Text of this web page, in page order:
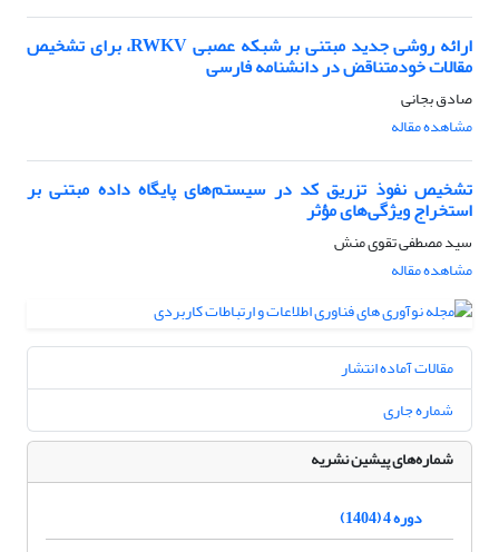
ارائه روشی جدید مبتنی بر شبکه عصبی RWKV، برای تشخیص
مقالات خودمتناقض در دانشنامه فارسی
صادق بجانی
مشاهده مقاله
تشخیص نفوذ تزریق کد در سیستم‌های پایگاه داده مبتنی بر
استخراج ویژگی‌های مؤثر
سید مصطفی تقوی منش
مشاهده مقاله
مقالات آماده انتشار
شماره جاری
شماره‌های پیشین نشریه
دوره 4 (1404)